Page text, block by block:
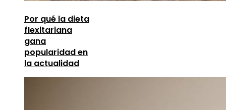
Por qué la dieta
flexitariana
gana
popularidad en
la actualidad